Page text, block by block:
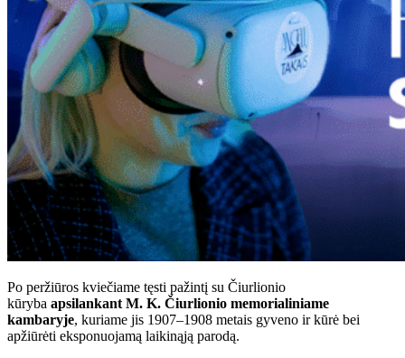
Po peržiūros kviečiame tęsti pažintį su Čiurlionio
kūryba apsilankant M. K. Čiurlionio memorialiniame
kambaryje, kuriame jis 1907–1908 metais gyveno ir kūrė bei
apžiūrėti eksponuojamą laikinąją parodą.